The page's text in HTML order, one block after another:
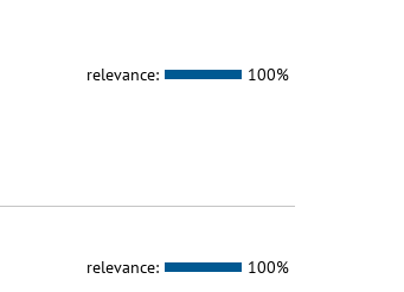
relevance: 100%
relevance: 100%